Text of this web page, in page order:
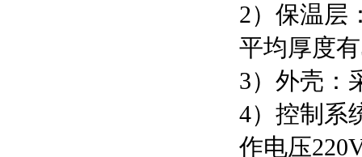
2）保温层
平均厚度
3）外壳：
4）控制系
作电压